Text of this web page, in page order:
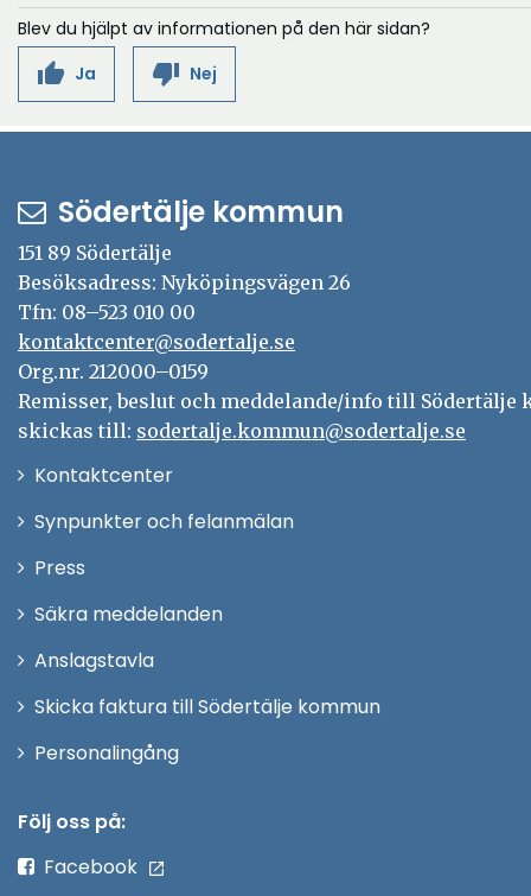
Blev du hjälpt av informationen på den här sidan?
thumb_up Ja thumb_down Nej
Södertälje kommun
151 89 Södertälje
Besöksadress: Nyköpingsvägen 26
Tfn: 08–523 010 00
kontaktcenter@sodertalje.se
Org.nr. 212000–0159
Remisser, beslut och meddelande/info till Södertälje
skickas till: sodertalje.kommun@sodertalje.se
KontaktcenterÖppna
Synpunkter och felanmälan
Press
fönster
Säkra meddelanden
Anslagstavla
Skicka faktura till Södertälje kommun
PersonalingångÖppna
Följ oss på:
Facebook